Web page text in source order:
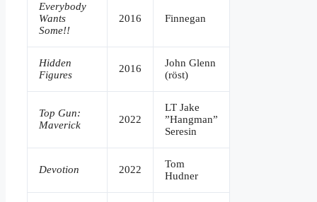
Everybody
Wants
Some!!
2016 Finnegan
Hidden
Figures
2016
John Glenn
(röst)
Top Gun:
Maverick
2022
LT Jake
”Hangman”
Seresin
Devotion 2022
Tom
Hudner